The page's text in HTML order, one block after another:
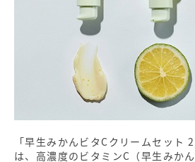
「早生みかんビタCクリームセット
は、高濃度のビタミンC（早生みか